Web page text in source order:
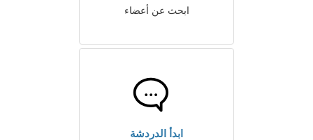
ابحث عن أعضاء
ابدأ الدردشة